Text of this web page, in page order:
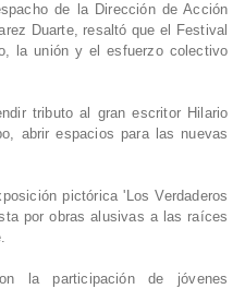
de la Dirección de Acción
Duarte, resaltó que el Festival
la unión y el esfuerzo colectivo
tributo al gran escritor Hilario
abrir espacios para las nuevas
pictórica 'Los Verdaderos
por obras alusivas a las raíces
la participación de jóvenes